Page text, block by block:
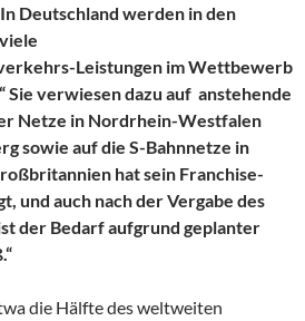
In Deutschland werden in den
Leistungen im Wettbewerb
Sie verwiesen dazu auf anstehende
Netze in Nordrhein-Westfalen
sowie auf die S-Bahnnetze in
hat sein Franchise-
und auch nach der Vergabe des
der Bedarf aufgrund geplanter
die Hälfte des weltweiten